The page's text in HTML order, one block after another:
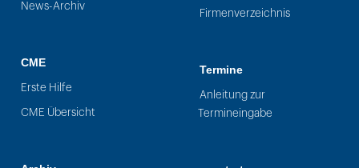
News-Archiv
CME
Erste Hilfe
CME Übersicht
Firmenverzeichnis
Termine
Anleitung zur
Termineingabe